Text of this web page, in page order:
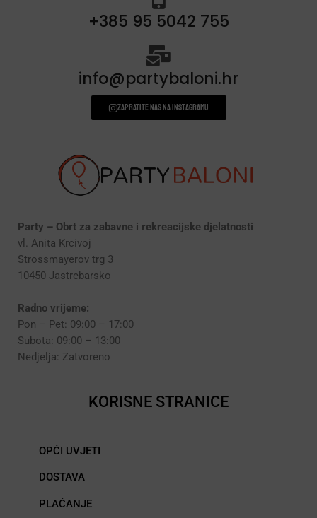
+385 95 5042 755
info@partybaloni.hr
Zapratite nas na instagramu
Party – Obrt za zabavne i rekreacijske djelatnosti
vl. Anita Krcivoj
Strossmayerov trg 3
10450 Jastrebarsko
Radno vrijeme:
Pon – Pet: 09:00 – 17:00
Subota: 09:00 – 13:00
Nedjelja: Zatvoreno
KORISNE STRANICE
OPĆI UVJETI
DOSTAVA
PLAĆANJE